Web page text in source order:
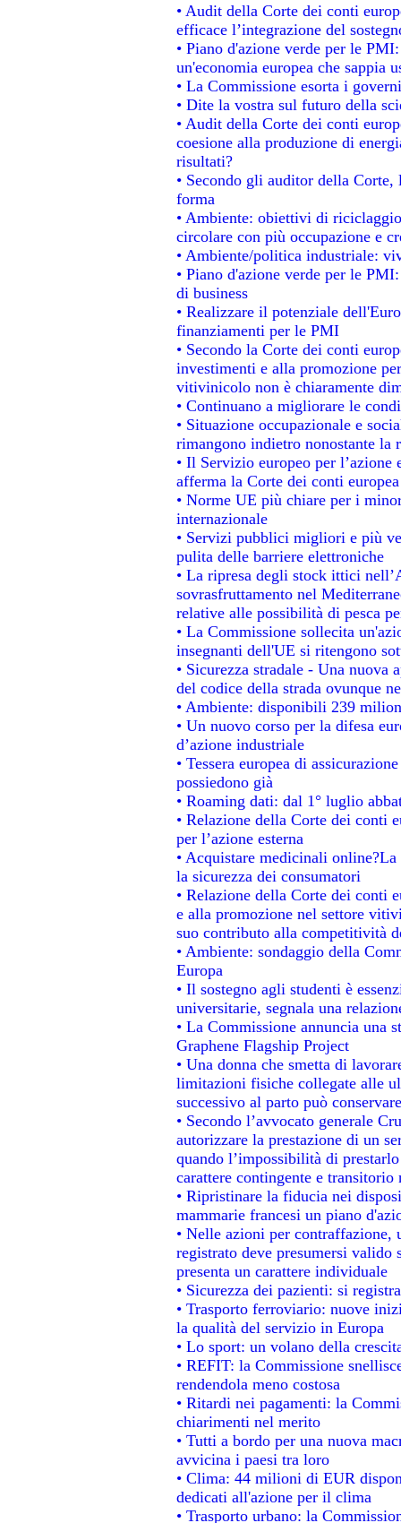
• Audit della Corte dei conti
efficace l’integrazione del
• Piano d'azione verde per le
un'economia europea che sappia
• La Commissione esorta i
• Dite la vostra sul futuro della
• Audit della Corte dei conti
coesione alla produzione di
risultati?
• Secondo gli auditor della Corte,
forma
• Ambiente: obiettivi di
circolare con più occupazione e
• Ambiente/politica industriale:
• Piano d'azione verde per le
di business
• Realizzare il potenziale
finanziamenti per le PMI
• Secondo la Corte dei conti
investimenti e alla promozione
vitivinicolo non è chiaramente
• Continuano a migliorare le
• Situazione occupazionale e
rimangono indietro nonostante la
• Il Servizio europeo per l’azione
afferma la Corte dei conti europea
• Norme UE più chiare per i
internazionale
• Servizi pubblici migliori e più
pulita delle barriere elettroniche
• La ripresa degli stock ittici
sovrasfruttamento nel
relative alle possibilità di pesca
• La Commissione sollecita
insegnanti dell'UE si ritengono
• Sicurezza stradale - Una nuova
del codice della strada ovunque
• Ambiente: disponibili 239
• Un nuovo corso per la difesa
d’azione industriale
• Tessera europea di
possiedono già
• Roaming dati: dal 1° luglio
• Relazione della Corte dei conti
per l’azione esterna
• Acquistare medicinali
la sicurezza dei consumatori
• Relazione della Corte dei conti
e alla promozione nel settore
suo contributo alla competitività
• Ambiente: sondaggio della
Europa
• Il sostegno agli studenti è
universitarie, segnala una
• La Commissione annuncia una
Graphene Flagship Project
• Una donna che smetta di
limitazioni fisiche collegate alle
successivo al parto può
• Secondo l’avvocato generale
autorizzare la prestazione di un
quando l’impossibilità di
carattere contingente e
• Ripristinare la fiducia nei
mammarie francesi un piano
• Nelle azioni per
registrato deve presumersi
presenta un carattere individuale
• Sicurezza dei pazienti: si
• Trasporto ferroviario: nuove
la qualità del servizio in Europa
• Lo sport: un volano della
• REFIT: la Commissione
rendendola meno costosa
• Ritardi nei pagamenti: la
chiarimenti nel merito
• Tutti a bordo per una nuova
avvicina i paesi tra loro
• Clima: 44 milioni di EUR
dedicati all'azione per il clima
• Trasporto urbano: la